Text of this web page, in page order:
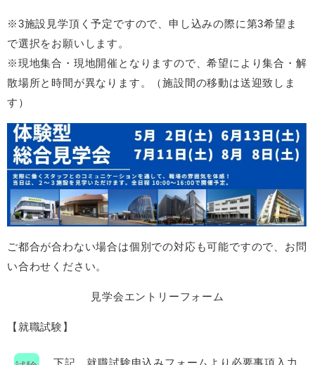
※3施設見学頂く予定ですので、申し込みの際に第3希望ま
で選択をお願いします。
※現地集合・現地開催となりますので、希望により集合・解
散場所と時間が異なります。（施設間の移動は送迎致しま
す）
ご都合が合わない場合は個別での対応も可能ですので、お問
い合わせください。
見学会エントリーフォーム
【就職試験】
下記、就職試験申込みフォームより必要事項入力